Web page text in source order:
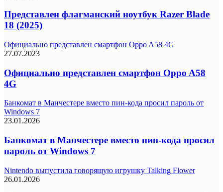
Представлен флагманский ноутбук Razer Blade
18 (2025)
Официально представлен смартфон Oppo A58 4G
27.07.2023
Официально представлен смартфон Oppo A58
4G
Банкомат в Манчестере вместо пин-кода просил пароль от
Windows 7
23.01.2026
Банкомат в Манчестере вместо пин-кода просил
пароль от Windows 7
Nintendo выпустила говорящую игрушку Talking Flower
26.01.2026